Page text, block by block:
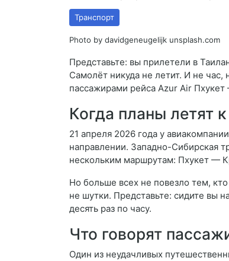
Транспорт
Photo by davidgeneugelijk unsplash.com
Представьте: вы прилетели в
Самолёт никуда не летит. И не час,
пассажирами рейса Azur Air
Когда планы летят
21 апреля 2026 года у
направлении. Западно-Сибирская
нескольким маршрутам: Пхукет —
Но больше всех не повезло тем,
не шутки. Представьте: сидите вы
десять раз по часу.
Что говорят
Один из неудачливых